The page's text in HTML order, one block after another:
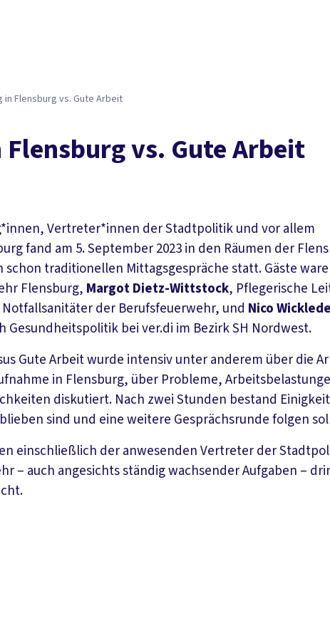
Flens­burg vs. Gu­te Ar­beit
vs. Gu­te Ar­beit
Vertreter*innen der Stadtpolitik und vor allem
fand am 5. September 2023 in den Räumen der
traditionellen Mittagsgespräche statt. Gäste
Flensburg, Margot Dietz-Wittstock, Pflegerische
der Berufsfeuerwehr, und Nico
Gesundheitspolitik bei ver.di im Bezirk SH Nordwest.
Gute Arbeit wurde intensiv unter anderem über die
in Flensburg, über Probleme,
diskutiert. Nach zwei Stunden bestand Einigkeit
sind und eine weitere Gesprächsrunde folgen
einschließlich der anwesenden Vertreter der
– auch angesichts ständig wachsender Aufgaben –